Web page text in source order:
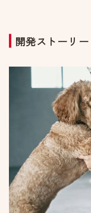
開発ストーリー